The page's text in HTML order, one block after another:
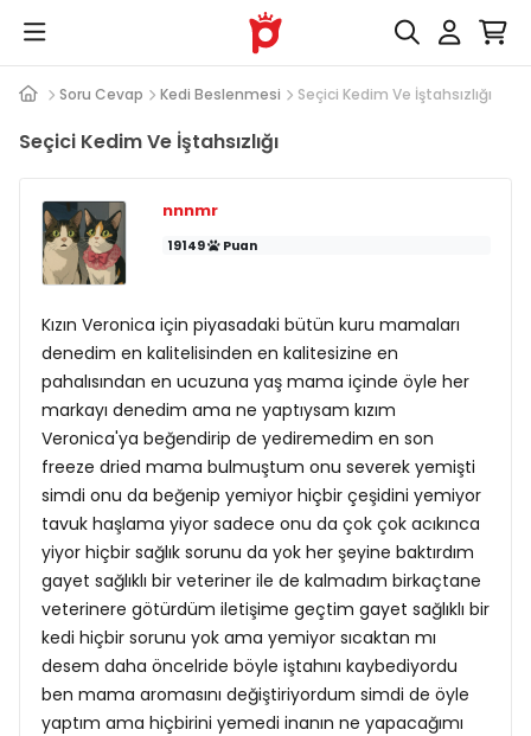
Soru Cevap Kedi Beslenmesi Seçici Kedim Ve İştahsızlığı
Seçici Kedim Ve İştahsızlığı
nnnmr
19149 Puan
Kızın Veronica için piyasadaki bütün kuru mamaları
denedim en kalitelisinden en kalitesizine en
pahalısından en ucuzuna yaş mama içinde öyle her
markayı denedim ama ne yaptıysam kızım
Veronica'ya beğendirip de yediremedim en son
freeze dried mama bulmuştum onu severek yemişti
simdi onu da beğenip yemiyor hiçbir çeşidini yemiyor
tavuk haşlama yiyor sadece onu da çok çok acıkınca
yiyor hiçbir sağlık sorunu da yok her şeyine baktırdım
gayet sağlıklı bir veteriner ile de kalmadım birkaçtane
veterinere götürdüm iletişime geçtim gayet sağlıklı bir
kedi hiçbir sorunu yok ama yemiyor sıcaktan mı
desem daha öncelride böyle iştahını kaybediyordu
ben mama aromasını değiştiriyordum simdi de öyle
yaptım ama hiçbirini yemedi inanın ne yapacağımı